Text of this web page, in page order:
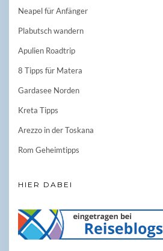
Neapel für Anfänger
Plabutsch wandern
Apulien Roadtrip
8 Tipps für Matera
Gardasee Norden
Kreta Tipps
Arezzo in der Toskana
Rom Geheimtipps
HIER DABEI